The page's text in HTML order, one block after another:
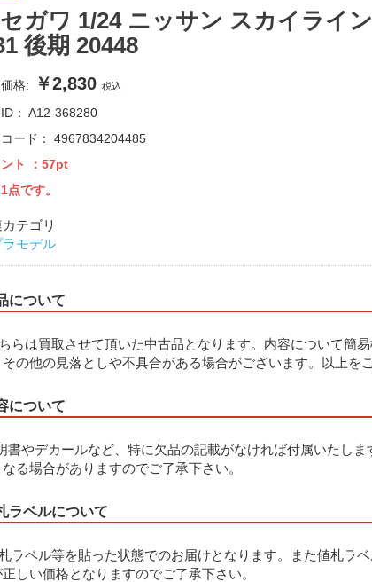
ガワ 1/24 ニッサン スカイライ
後期 20448
格: ￥2,830 税込
： A12-368280
ード： 4967834204485
ト
：57pt
点です。
テゴリ
モデル
について
らは買取させて頂いた中古品となります。内容について簡
の他の見落としや不具合がある場合がございます。以上を
について
書やデカールなど、特に欠品の記載がなければ付属いたし
る場合がありますのでご了承下さい。
ラベルについて
ラベル等を貼った状態でのお届けとなります。また値札ラ
しい価格となりますのでご了承下さい。